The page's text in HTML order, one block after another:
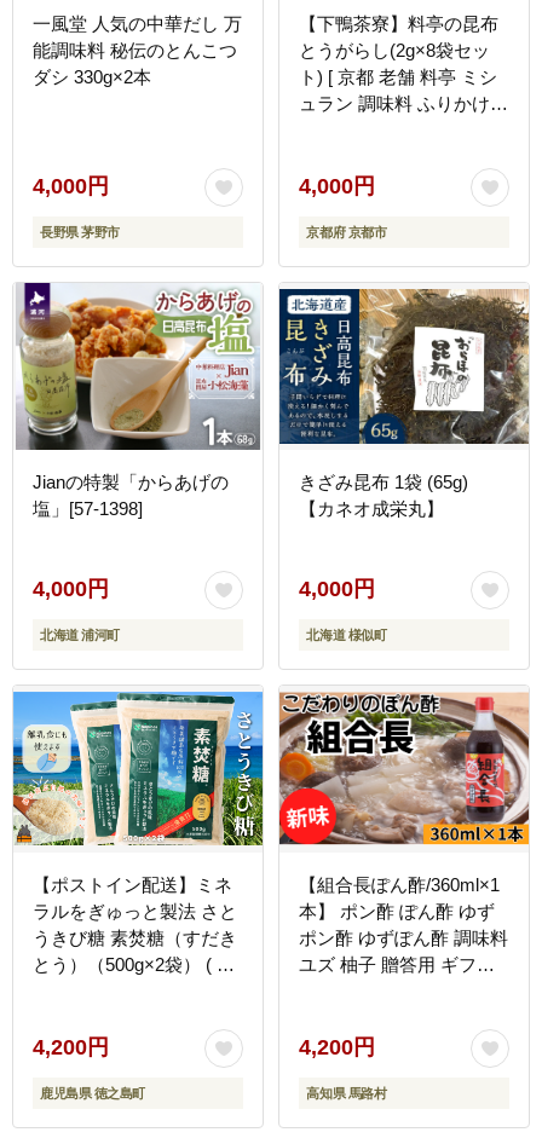
一風堂 人気の中華だし 万
能調味料 秘伝のとんこつ
ダシ 330g×2本
4,000円
長野県 茅野市
【下鴨茶寮】料亭の昆布
とうがらし(2g×8袋セッ
ト) [ 京都 老舗 料亭 ミシ
ュラン 調味料 ふりかけ
プレゼント お取り寄せ 通
販 送料無料 ふるさと納税
4,000円
京都府 京都市
Jianの特製「からあげの
塩」[57-1398]
4,000円
北海道 浦河町
きざみ昆布 1袋 (65g)
【カネオ成栄丸】
4,000円
北海道 様似町
【ポストイン配送】ミネ
ラルをぎゅっと製法 さと
うきび糖 素焚糖（すだき
とう）（500g×2袋） ( 砂
子づくり 徳之島 鹿児島
奄美 ポストイン配送 レタ
ーパックライト 大東製糖
)
4,200円
鹿児島県 徳之島町
【組合長ぽん酢/360ml×1
本】 ポン酢 ぽん酢 ゆず
ポン酢 ゆずぽん酢 調味料
ユズ 柚子 贈答用 ギフト
有機 オーガニック ドレッ
シング 鍋 水炊き 高知県
馬路村
4,200円
高知県 馬路村